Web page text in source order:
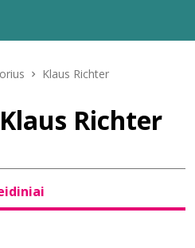
Klaus Richter
Richter